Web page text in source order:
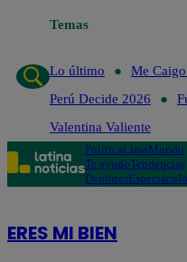
Temas
Lo último
Me
Perú Decide 2026
Valentina Valiente
PolíticaLimaMundo
Te ayudoTendencias
Deportes
ERES MI BIEN